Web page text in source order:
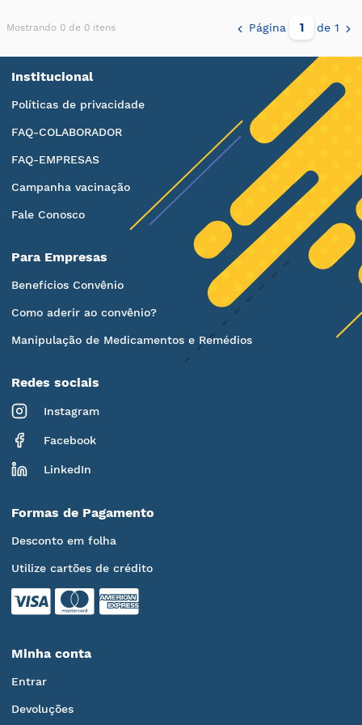
Mostrando 0 de 0 itens Página de 1
Institucional
Políticas de privacidade
FAQ-COLABORADOR
FAQ-EMPRESAS
Campanha vacinação
Fale Conosco
Para Empresas
Benefícios Convênio
Como aderir ao convênio?
Manipulação de Medicamentos e Remédios
Redes sociais
Instagram
Facebook
LinkedIn
Formas de Pagamento
Desconto em folha
Utilize cartões de crédito
Minha conta
Entrar
Devoluções